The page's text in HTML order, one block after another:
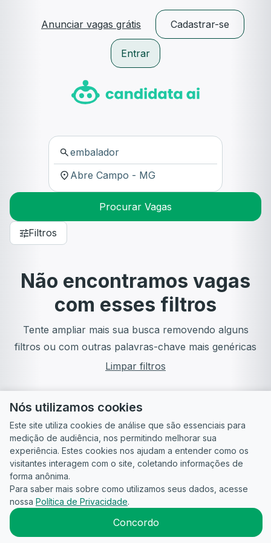
Anunciar vagas grátis Cadastrar-se
Entrar
Procurar Vagas
Filtros
Não encontramos vagas
com esses filtros
Tente ampliar mais sua busca removendo alguns
filtros ou com outras palavras-chave mais genéricas
Limpar filtros
Guia do
Candidato
Para
empresas
Política de
Privacidade
Termos
2026CandidataAI
Nós utilizamos cookies
Este site utiliza cookies de análise que são essenciais para
medição de audiência, nos permitindo melhorar sua
experiência. Estes cookies nos ajudam a entender como os
visitantes interagem com o site, coletando informações de
forma anônima.
Para saber mais sobre como utilizamos seus dados, acesse
nossa Política de Privacidade.
Concordo